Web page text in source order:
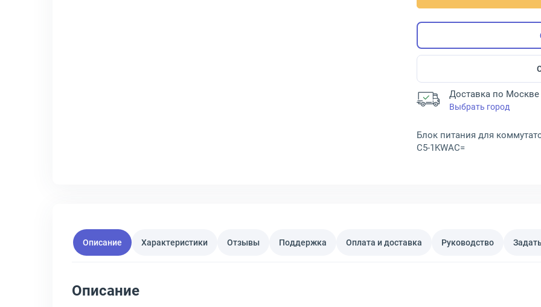
Доставка по Москве
Выбрать город
Блок питания для
C5-1KWAC=
Описание Характеристики Отзывы Поддержка Оплата и доставка Руководство
Описание